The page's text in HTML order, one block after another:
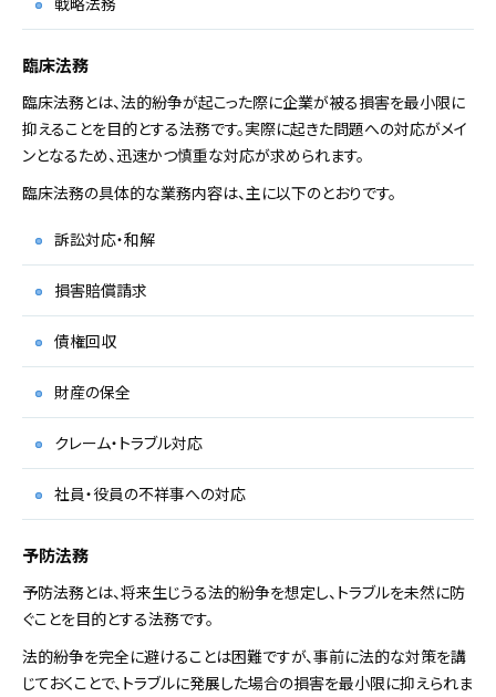
臨床法務
臨床法務とは、法的紛争が起こった際に企業が被る損害を最小限に
抑えることを目的とする法務です。実際に起きた問題への対応がメイ
ンとなるため、迅速かつ慎重な対応が求められます。
臨床法務の具体的な業務内容は、主に以下のとおりです。
訴訟対応・和解
損害賠償請求
債権回収
財産の保全
クレーム・トラブル対応
社員・役員の不祥事への対応
予防法務
予防法務とは、将来生じうる法的紛争を想定し、トラブルを未然に防
ぐことを目的とする法務です。
法的紛争を完全に避けることは困難ですが、事前に法的な対策を講
じておくことで、トラブルに発展した場合の損害を最小限に抑えられま